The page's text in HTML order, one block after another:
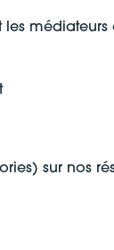
médiateurs
sur nos